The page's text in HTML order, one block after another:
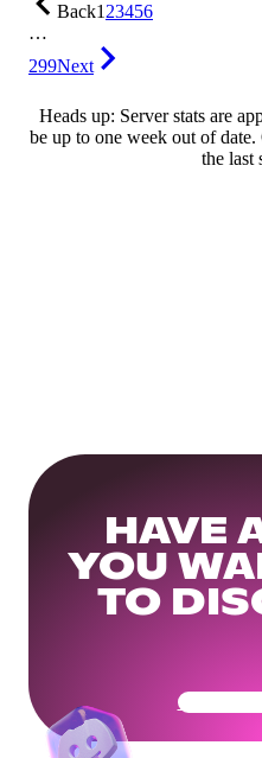
Back123456
…
299Next
Heads up: Server stats are
be up to one week out of
the last
HAVE
YOU
TO
Get Your